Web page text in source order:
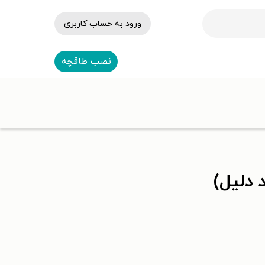
ورود به حساب کاربری
نصب طاقچه
دلیل)